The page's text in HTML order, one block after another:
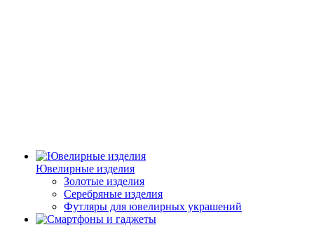
Ювелирные изделия
Золотые изделия
Серебряные изделия
Футляры для ювелирных украшений